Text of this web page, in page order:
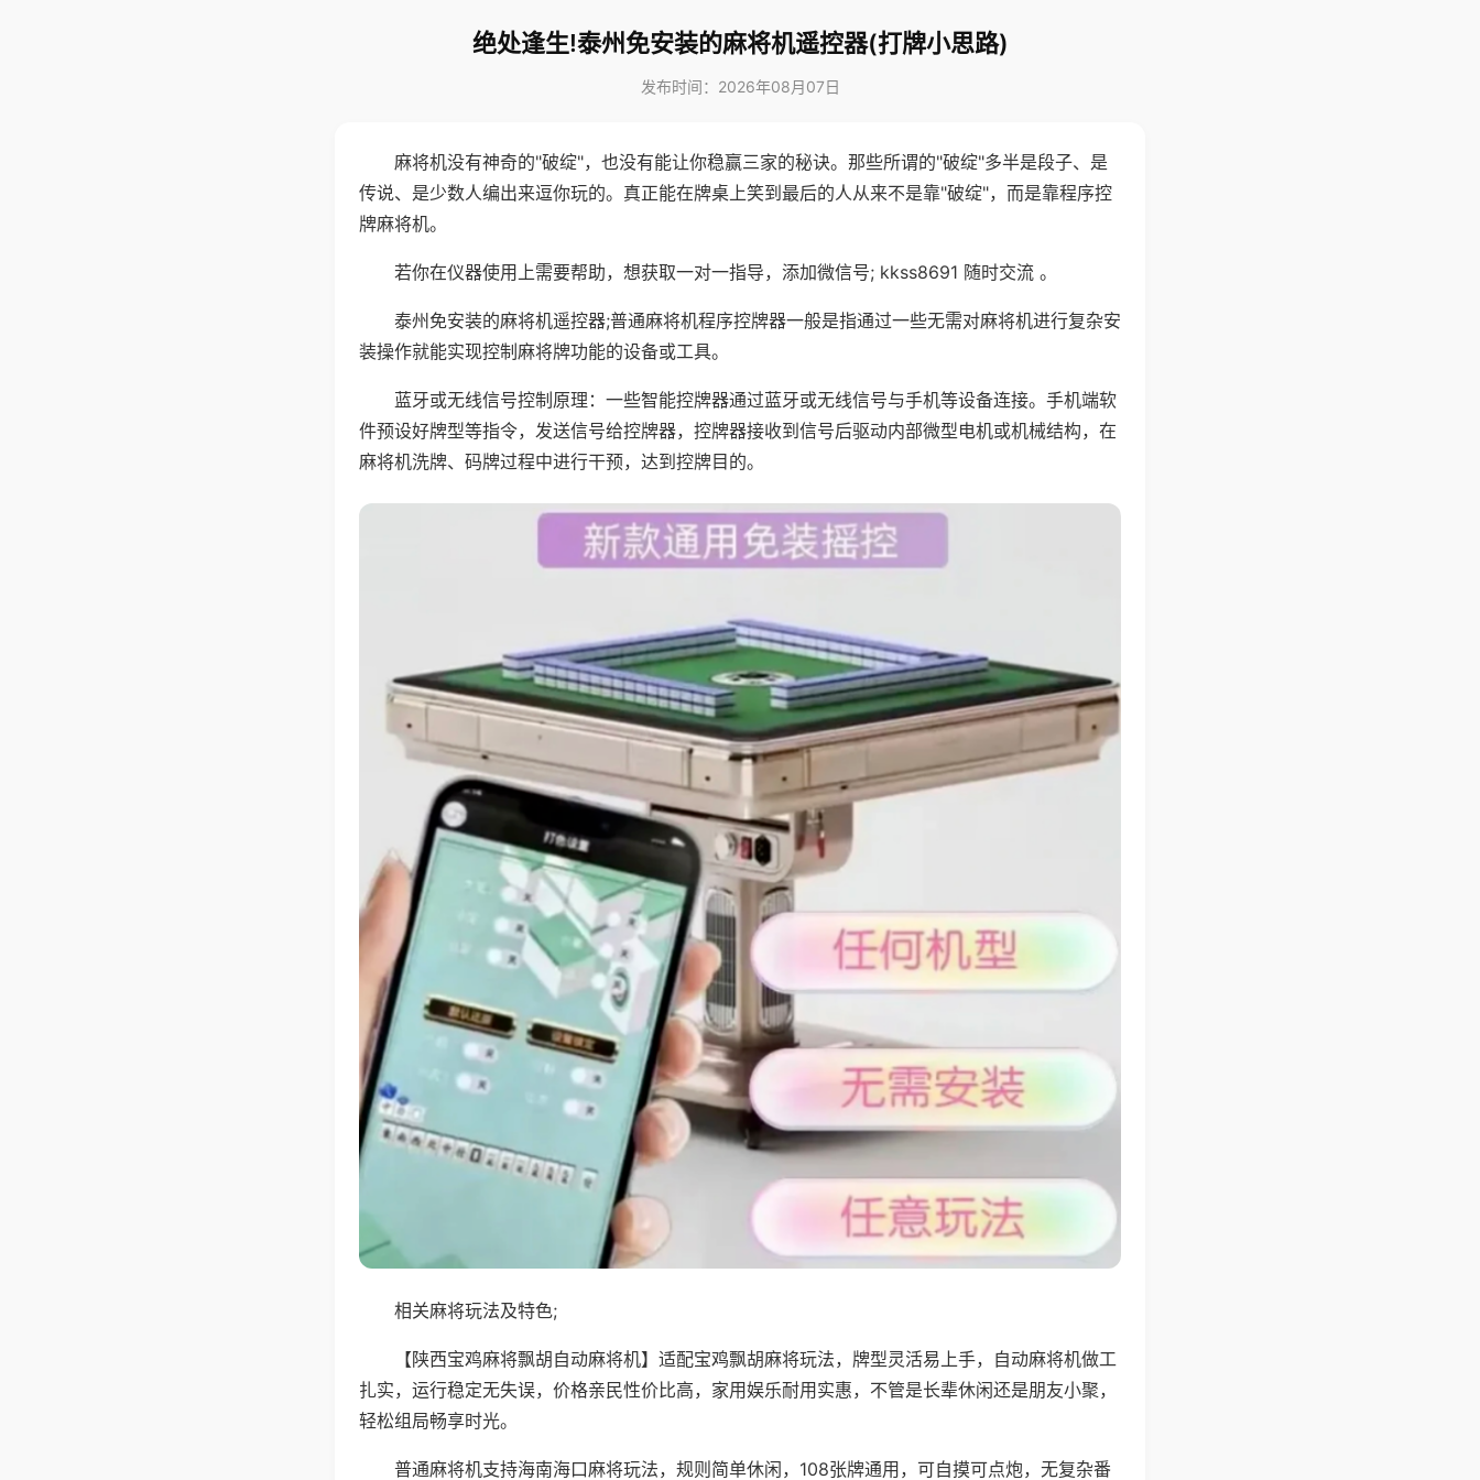
绝处逢生!泰州免安装的麻将机遥控器(打牌小思路)
发布时间：2026年08月07日
麻将机没有神奇的"破绽"，也没有能让你稳赢三家的秘诀。那些所谓的"破绽"多半是段子、是
传说、是少数人编出来逗你玩的。真正能在牌桌上笑到最后的人从来不是靠"破绽"，而是靠程序控
牌麻将机。
若你在仪器使用上需要帮助，想获取一对一指导，添加微信号; kkss8691 随时交流 。
泰州免安装的麻将机遥控器;普通麻将机程序控牌器一般是指通过一些无需对麻将机进行复杂安
装操作就能实现控制麻将牌功能的设备或工具。
蓝牙或无线信号控制原理：一些智能控牌器通过蓝牙或无线信号与手机等设备连接。手机端软
件预设好牌型等指令，发送信号给控牌器，控牌器接收到信号后驱动内部微型电机或机械结构，在
麻将机洗牌、码牌过程中进行干预，达到控牌目的。
相关麻将玩法及特色;
【陕西宝鸡麻将飘胡自动麻将机】适配宝鸡飘胡麻将玩法，牌型灵活易上手，自动麻将机做工
扎实，运行稳定无失误，价格亲民性价比高，家用娱乐耐用实惠，不管是长辈休闲还是朋友小聚，
轻松组局畅享时光。
普通麻将机支持海南海口麻将玩法，规则简单休闲，108张牌通用，可自摸可点炮，无复杂番